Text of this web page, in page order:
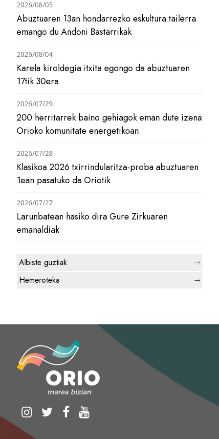
Abuztuaren 13an hondarrezko eskultura tailerra
emango du Andoni Bastarrikak
2026/08/05
Karela kiroldegia itxita egongo da abuztuaren
17tik 30era
2026/08/04
200 herritarrek baino gehiagok eman dute izena
Orioko komunitate energetikoan
2026/07/29
Klasikoa 2026 txirrindularitza-proba abuztuaren
1ean pasatuko da Oriotik
2026/07/28
Larunbatean hasiko dira Gure Zirkuaren
emanaldiak
2026/07/27
Albiste guztiak
Hemeroteka